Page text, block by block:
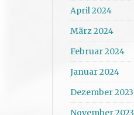
April 2024
März 2024
Februar 2024
Januar 2024
Dezember 2023
November 2023